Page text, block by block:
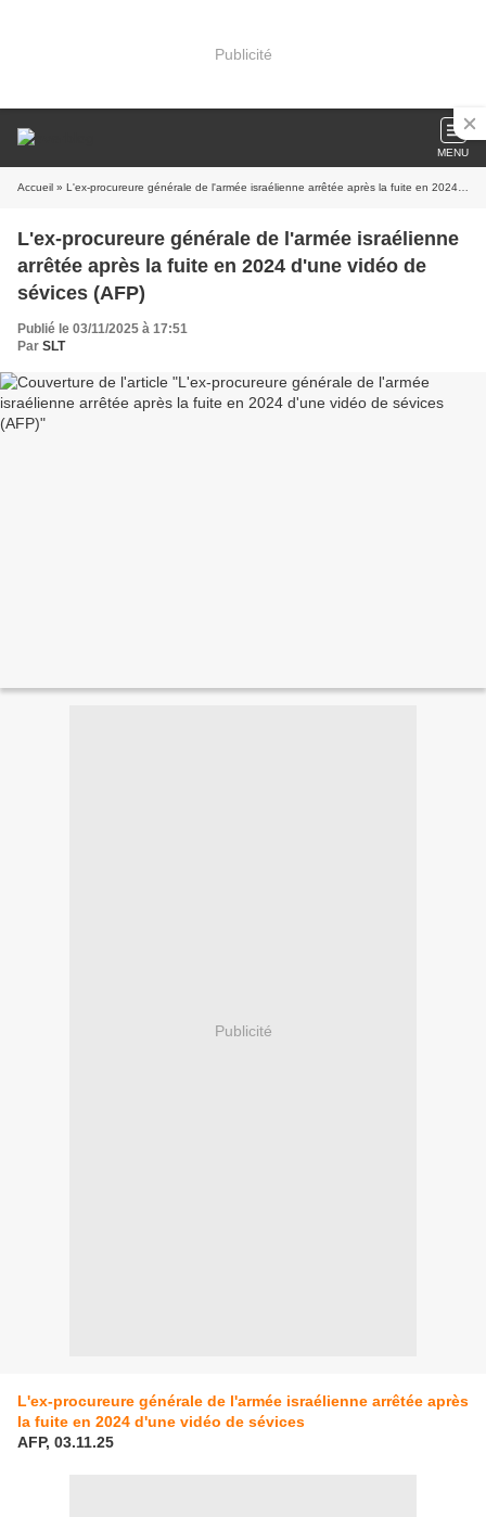
Publicité
MENU
Accueil » L'ex-procureure générale de l'armée israélienne arrêtée après la fuite en 2024 d'une vidéo de sévices (AFP)
L'ex-procureure générale de l'armée israélienne
arrêtée après la fuite en 2024 d'une vidéo de
sévices (AFP)
Publié le 03/11/2025 à 17:51
Par SLT
Publicité
L'ex-procureure générale de l'armée israélienne arrêtée après
la fuite en 2024 d'une vidéo de sévices
AFP, 03.11.25